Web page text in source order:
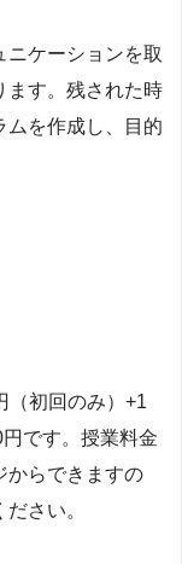
ニケーションを取
ます。残された時
ムを作成し、目的
（初回のみ）+1
です。授業料金
からできますの
さい。